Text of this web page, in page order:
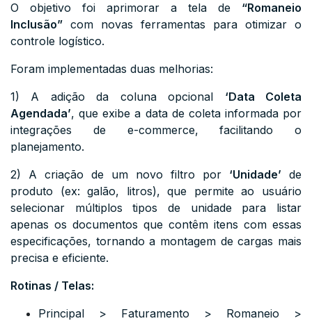
O objetivo foi aprimorar a tela de “Romaneio
Inclusão” com novas ferramentas para otimizar o
controle logístico.
Foram implementadas duas melhorias:
1) A adição da coluna opcional ‘Data Coleta
Agendada’, que exibe a data de coleta informada por
integrações de e-commerce, facilitando o
planejamento.
2) A criação de um novo filtro por ‘Unidade’ de
produto (ex: galão, litros), que permite ao usuário
selecionar múltiplos tipos de unidade para listar
apenas os documentos que contêm itens com essas
especificações, tornando a montagem de cargas mais
precisa e eficiente.
Rotinas / Telas:
Principal > Faturamento > Romaneio >